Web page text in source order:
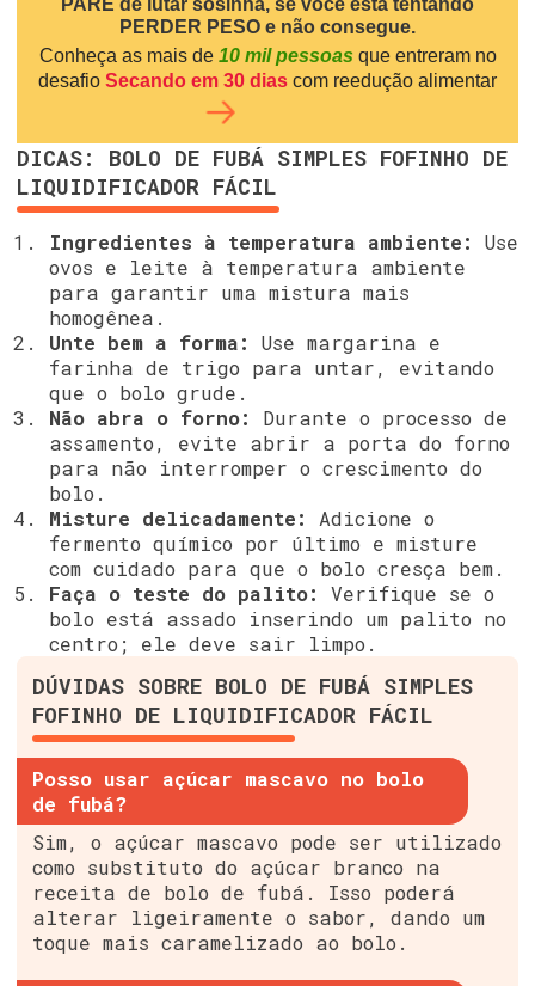
PERDER PESO e não consegue.
Conheça as mais de 10 mil pessoas que entreram no
desafio Secando em 30 dias com reedução alimentar
DICAS: BOLO DE FUBÁ SIMPLES FOFINHO DE
LIQUIDIFICADOR FÁCIL
Ingredientes à temperatura ambiente:
Use
ovos e leite à temperatura ambiente
para garantir uma mistura mais
homogênea.
Unte bem a forma:
Use margarina e
farinha de trigo para untar, evitando
que o bolo grude.
Não abra o forno:
Durante o processo de
assamento, evite abrir a porta do forno
para não interromper o crescimento do
bolo.
Misture delicadamente:
Adicione o
fermento químico por último e misture
com cuidado para que o bolo cresça bem.
Faça o teste do palito:
Verifique se o
bolo está assado inserindo um palito no
centro; ele deve sair limpo.
DÚVIDAS SOBRE BOLO DE FUBÁ SIMPLES
FOFINHO DE LIQUIDIFICADOR FÁCIL
Posso usar açúcar mascavo no bolo
de fubá?
Sim, o açúcar mascavo pode ser utilizado
como substituto do açúcar branco na
receita de bolo de fubá. Isso poderá
alterar ligeiramente o sabor, dando um
toque mais caramelizado ao bolo.